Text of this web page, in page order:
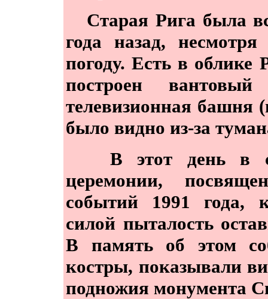
Старая Рига была
года назад,
погоду. Есть в
построен
телевизионная башня
было видно из-за
В этот день в
церемонии,
событий 1991 года,
силой пыталость
В память об этом
костры, показывали
подножия монумента